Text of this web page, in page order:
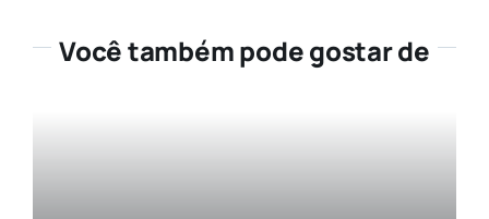
Você também pode gostar de